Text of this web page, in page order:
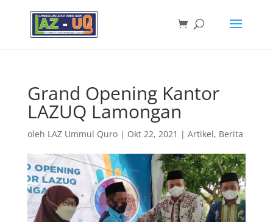
Grand Opening Kantor
LAZUQ Lamongan
oleh LAZ Ummul Quro| Okt 22, 2021 | Artikel, Berita